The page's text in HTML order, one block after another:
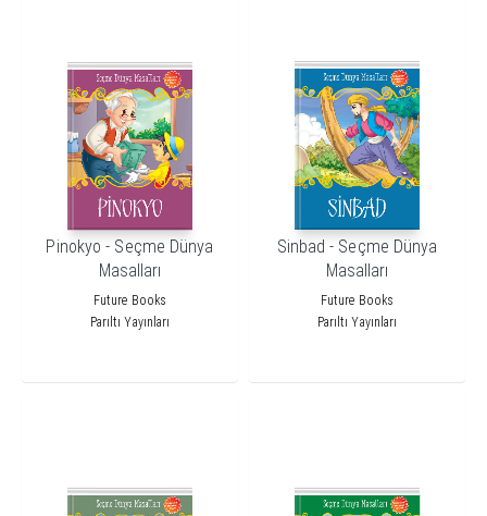
Pinokyo - Seçme Dünya
Masalları
Future Books
Parıltı Yayınları
Sinbad - Seçme Dünya
Masalları
Future Books
Parıltı Yayınları